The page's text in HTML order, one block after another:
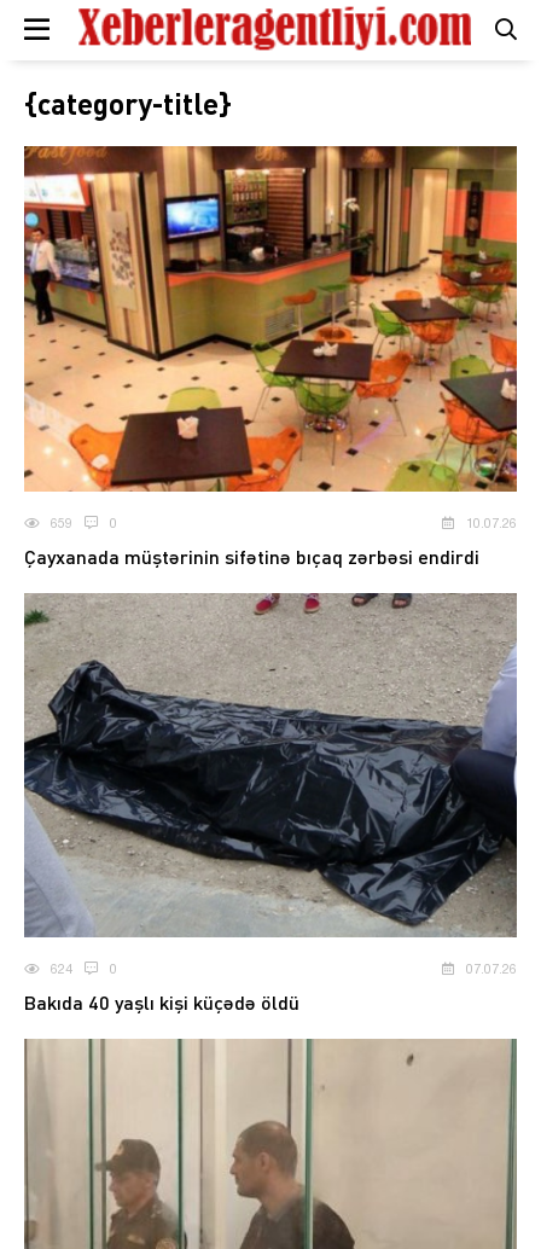
{category-title}
659 0 10.07.26
Çayxanada müştərinin sifətinə bıçaq zərbəsi endirdi
624 0 07.07.26
Bakıda 40 yaşlı kişi küçədə öldü